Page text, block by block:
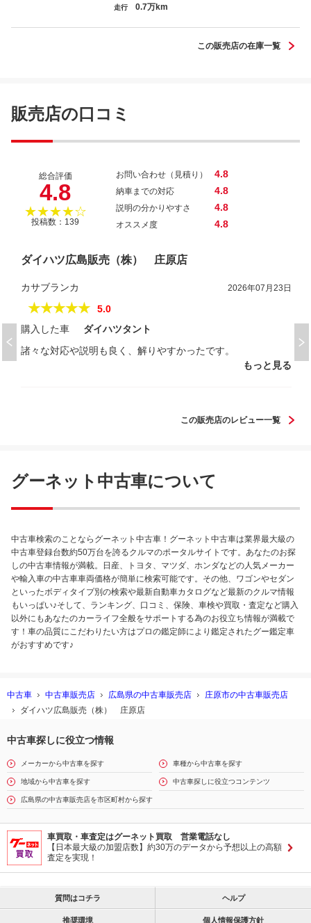
走行 0.7万km
この販売店の在庫一覧
販売店の口コミ
総合評価
4.8
★★★★☆
投稿数：139
お問い合わせ（見積り） 4.8
納車までの対応 4.8
説明の分かりやすさ 4.8
オススメ度 4.8
ダイハツ広島販売（株） 庄原店
カサブランカ 2026年07月23日
★★★★★
5.0
購入した車
ダイハツタント
諸々な対応や説明も良く、解りやすかったです。
もっと見る
この販売店のレビュー一覧
グーネット中古車について
中古車検索のことならグーネット中古車！グーネット中古車は業界最大級の
中古車登録台数約50万台を誇るクルマのポータルサイトです。あなたのお探
しの中古車情報が満載。日産、トヨタ、マツダ、ホンダなどの人気メーカー
や輸入車の中古車車両価格が簡単に検索可能です。その他、ワゴンやセダン
といったボディタイプ別の検索や最新自動車カタログなど最新のクルマ情報
もいっぱい♪そして、ランキング、口コミ、保険、車検や買取・査定など購入
以外にもあなたのカーライフ全般をサポートする為のお役立ち情報が満載で
す！車の品質にこだわりたい方はプロの鑑定師により鑑定されたグー鑑定車
がおすすめです♪
中古車 中古車販売店 広島県の中古車販売店
庄原市の中古車販売店
ダイハツ広島販売（株） 庄原店
中古車探しに役立つ情報
メーカーから中古車を探す 車種から中古車を探す
地域から中古車を探す 中古車探しに役立つコンテンツ
広島県の中古車販売店を市区町村から探す
車買取・車査定はグーネット買取 営業電話なし
【日本最大級の加盟店数】約30万のデータから予想以上の高額
査定を実現！
質問はコチラ ヘルプ
推奨環境 個人情報保護方針